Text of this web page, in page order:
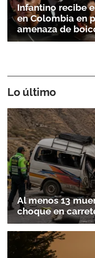
Infantino recibe
en Colombia en
amenaza de
Lo último
Al menos 13
choque en